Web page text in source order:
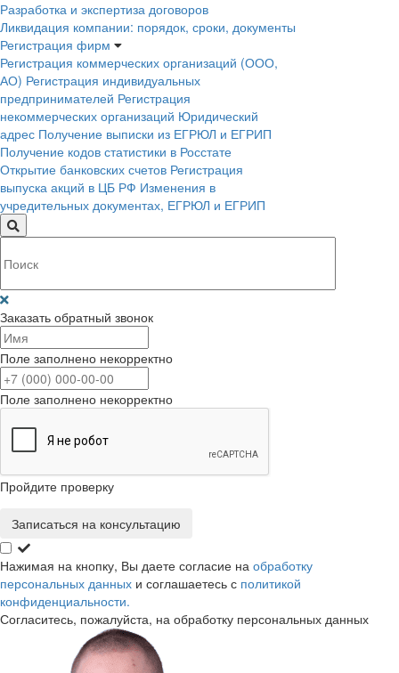
Разработка и экспертиза договоров
Ликвидация компании: порядок, сроки, документы
Регистрация фирм
Регистрация коммерческих организаций (ООО,
АО) Регистрация индивидуальных
предпринимателей Регистрация
некоммерческих организаций Юридический
адрес Получение выписки из ЕГРЮЛ и ЕГРИП
Получение кодов статистики в Росстате
Открытие банковских счетов Регистрация
выпуска акций в ЦБ РФ Изменения в
учредительных документах, ЕГРЮЛ и ЕГРИП
Заказать обратный звонок
Поле заполнено некорректно
Поле заполнено некорректно
Пройдите проверку
Записаться на консультацию
Нажимая на кнопку, Вы даете согласие на обработку
персональных данных и соглашаетесь с политикой
конфиденциальности.
Согласитесь, пожалуйста, на обработку персональных данных